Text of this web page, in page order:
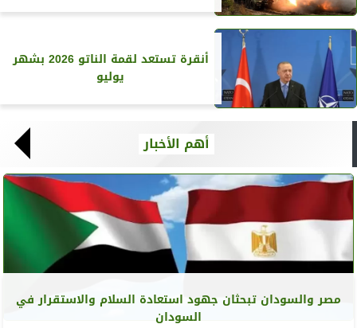
أنقرة تستعد لقمة الناتو 2026 بشهر
يوليو
أهم الأخبار
مصر والسودان تبحثان جهود استعادة السلام والاستقرار في
السودان